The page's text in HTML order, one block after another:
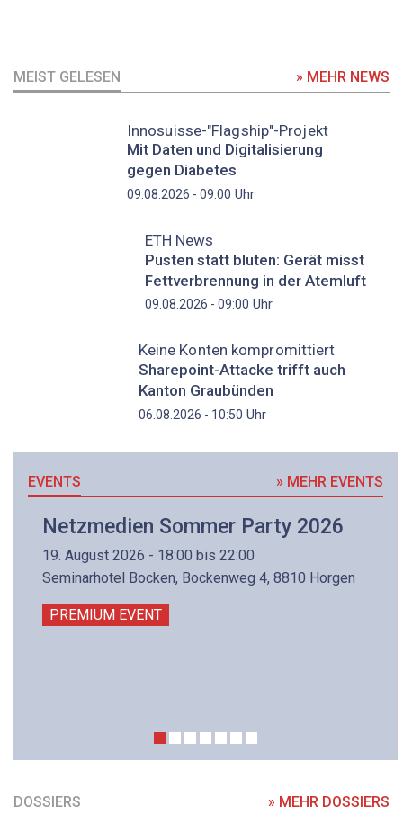
MEIST GELESEN » MEHR NEWS
Innosuisse-"Flagship"-Projekt
Mit Daten und Digitalisierung
gegen Diabetes
09.08.2026 - 09:00 Uhr
ETH News
Pusten statt bluten: Gerät misst
Fettverbrennung in der Atemluft
09.08.2026 - 09:00 Uhr
Keine Konten kompromittiert
Sharepoint-Attacke trifft auch
Kanton Graubünden
06.08.2026 - 10:50 Uhr
EVENTS » MEHR EVENTS
Netzmedien Sommer Party 2026
19. August 2026 - 18:00 bis 22:00
Seminarhotel Bocken, Bockenweg 4, 8810 Horgen
PREMIUM EVENT
DOSSIERS » MEHR DOSSIERS